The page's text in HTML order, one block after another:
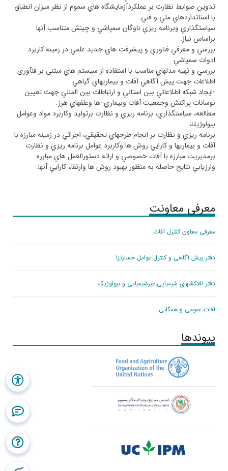
تدوين ضوابط نظارت بر عملكردآزمايشگاه هاي سموم از نظر ميزان انطباق
با استانداردهاي ملي و فني.
سياستگذاري وبرنامه ريزي ناوگان سمپاشي و چينش متناسب آنها
براساس نياز.
بررسي و معرفي فناوري و پيشرفت هاي جديد علمي در زمينه كاربرد
ادوات سمپاشي
بررسي و تهيه مدلهاي مناسب با استفاده از سيستم هاي مبتنی بر فنآوری
اطلاعات جهت پيش آگاهي آفات و بيماريهاي گياهي
-ايجاد شبكه اطلاعاتي بين استاني و ارتباطات بين المللي جهت تعيين
نوسانات پراكنش وجمعيت آفات وبيماري¬ها وعلفهاي هرز.
مطالعه، سياستگذاري، برنامه ريزي و نظارت برتوليد وكاربرد مواد وعوامل
بيولوژيك
برنامه ريزي و نظارت بر انجام طرحهاي تحقيقي، اجرائي در زمينه مبارزه با
آفات و بيماريها و كارايي روش ها وكاربرد عوامل برنامه ريزي و نظارت
برمديريت مبارزه با آفات خصوصي و ارائه دستورالعمل هاي مبارزه
وارزيابي نتايج حاصله به منظور بهبود روش ها وارتقاء كارايي آنها.
معرفی معاونت
معرفی معاون کنترل آفات
دفتر پیش آگاهی و کنترل عوامل خسارتزا
دفتر آفتکشهای شیمیایی،غیرشیمیایی و بیولوژیک
آفات عمومی و همگانی
پیوندها